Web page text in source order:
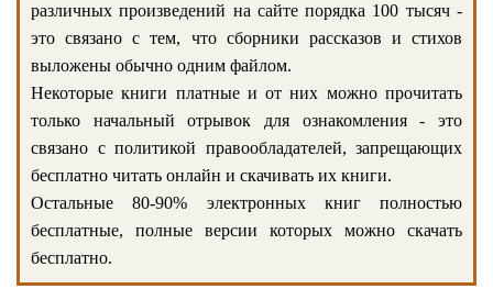
различных произведений на сайте порядка 100 тысяч -
это связано с тем, что сборники рассказов и стихов
выложены обычно одним файлом.
Некоторые книги платные и от них можно прочитать
только начальный отрывок для ознакомления - это
связано с политикой правообладателей, запрещающих
бесплатно читать онлайн и скачивать их книги.
Остальные 80-90% электронных книг полностью
бесплатные, полные версии которых можно скачать
бесплатно.